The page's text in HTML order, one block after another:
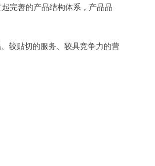
完善的产品结构体系，产品品
较贴切的服务、较具竞争力的营